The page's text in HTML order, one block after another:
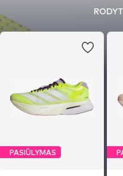
AMORTIZACIJĄ, BEI SU
SUGRĄŽINTI. VIRŠUS IŠ
PAPILDOMĄ ATRAMĄ, TODĖL
PASIŪLYMAS